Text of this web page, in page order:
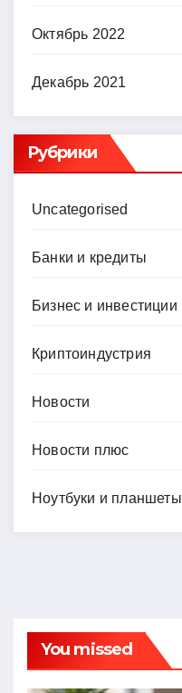
Октябрь 2022
Декабрь 2021
Рубрики
Uncategorised
Банки и кредиты
Бизнес и инвестиции
Криптоиндустрия
Новости
Новости плюс
Ноутбуки и планшеты
You missed